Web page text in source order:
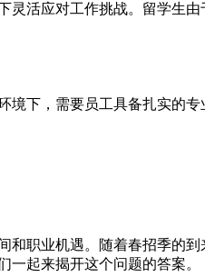
活应对工作挑战。留学生
下，需要员工具备扎实的
职业机遇。随着春招季的
起来揭开这个问题的答案。